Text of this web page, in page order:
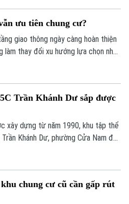
ưu tiên chung cư?
giao thông ngày càng hoàn thiện
làm thay đổi xu hướng lựa chọn nhà
ứng tốt nhu cầu ở thực và hưởng
Trần Khánh Dư sắp được
xây dựng từ năm 1990, khu tập thể
Trần Khánh Dư, phường Cửa Nam đã
hạng mục của công trình đã xuống
chung cư cũ cần gấp rút